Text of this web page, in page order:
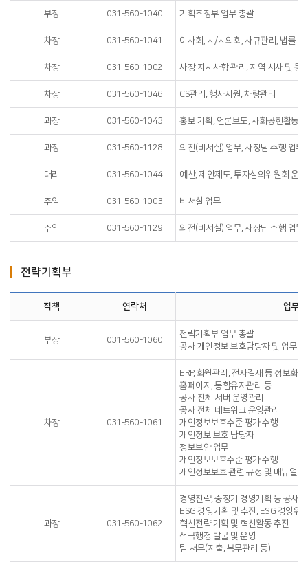
부장 031-560-1040 기획조정부 업무 총괄
차장 031-560-1041 이사회, 시/시의회, 사규관리, 법률
차장 031-560-1002 사장 지시사항 관리, 지역 시사 및 동
차장 031-560-1046 CS관리, 행사지원, 차량관리
과장 031-560-1043 홍보 기획, 언론보도, 사회공헌활동,
과장 031-560-1128 의전(비서실) 업무, 사장님 수행 업무
대리 031-560-1044 예산, 제안제도, 투자심의위원회 운영
주임 031-560-1003 비서실 업무
주임 031-560-1129 의전(비서실) 업무, 사장님 수행 업무,
전략기획부
직책 연락처 업무
부장 031-560-1060
전략기획부 업무 총괄
공사 개인정보 보호담당자 및 업무
차장 031-560-1061
ERP, 회원관리, 전자결재 등 정보화
홈페이지, 통합유지관리 등
공사 전체 서버 운영관리
공사 전체 네트워크 운영관리
개인정보보호수준 평가 수행
개인정보 보호 담당자
정보보안 업무
개인정보보호수준 평가 수행
개인정보보호 관련 규정 및 매뉴얼
과장 031-560-1062
경영전략, 중장기 경영계획 등 공사
ESG 경영기획 및 추진, ESG 경영위
혁신전략 기획 및 혁신활동 추진
적극행정 발굴 및 운영
팀 서무(지출, 복무관리 등)